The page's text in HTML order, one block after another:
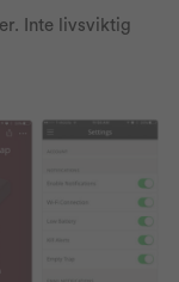
Inte livsviktig